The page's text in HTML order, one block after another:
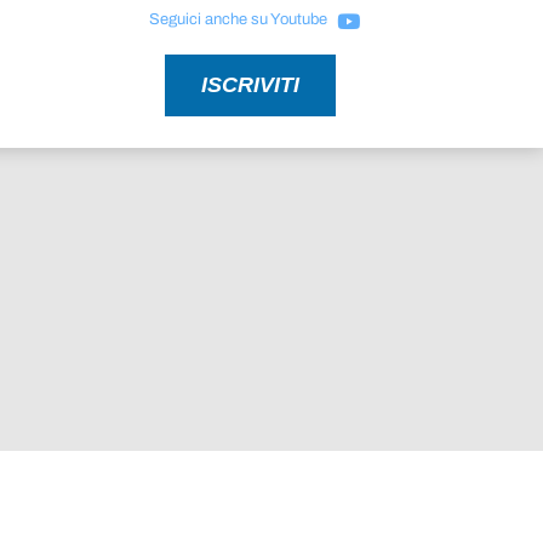
Seguici anche su Youtube
ISCRIVITI